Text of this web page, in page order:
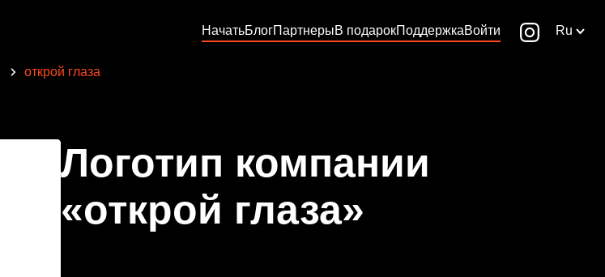
НачатьБлогПартнерыВ подарокПоддержкаВойти Ru
открой глаза
Логотип компании
«открой глаза»